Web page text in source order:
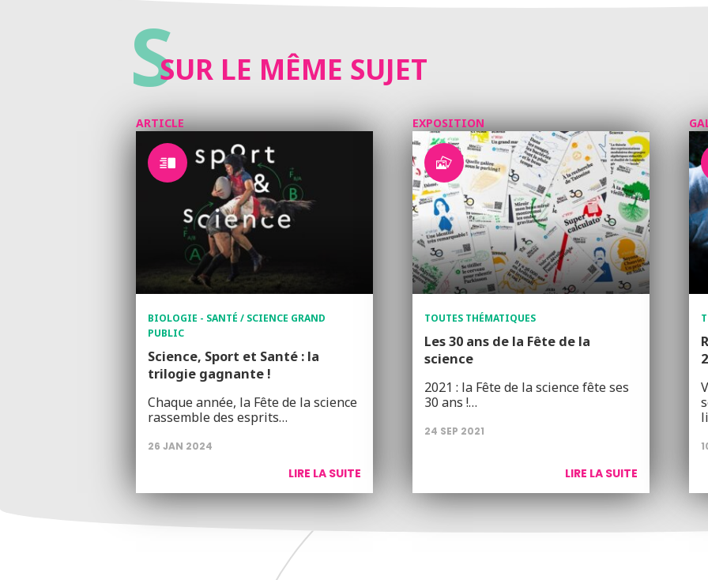
SSUR LE MÊME SUJET
ARTICLE
BIOLOGIE - SANTÉ / SCIENCE GRAND
PUBLIC
Science, Sport et Santé : la
trilogie gagnante !
Chaque année, la Fête de la science
rassemble des esprits…
26 JAN 2024
LIRE LA SUITE
EXPOSITION
TOUTES THÉMATIQUES
Les 30 ans de la Fête de la
science
2021 : la Fête de la science fête ses
30 ans !…
24 SEP 2021
LIRE LA SUITE